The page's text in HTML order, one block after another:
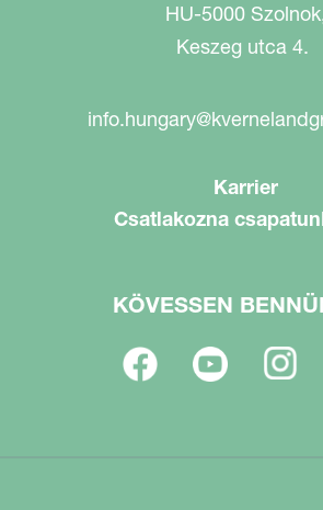
HU-5000
Keszeg utca 4.
Karrier
Csatlakozna
KÖVESSEN